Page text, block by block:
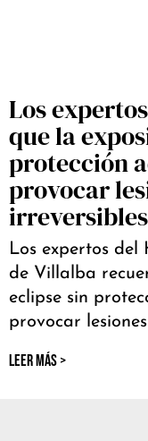
Los
que la
protección
provocar
irreversibles
Los expertos
de Villalba
eclipse sin
provocar
LEER MÁS >